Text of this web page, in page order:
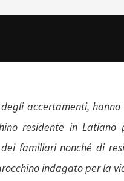
accertamenti,
residente in
familiari nonché di
indagato per la